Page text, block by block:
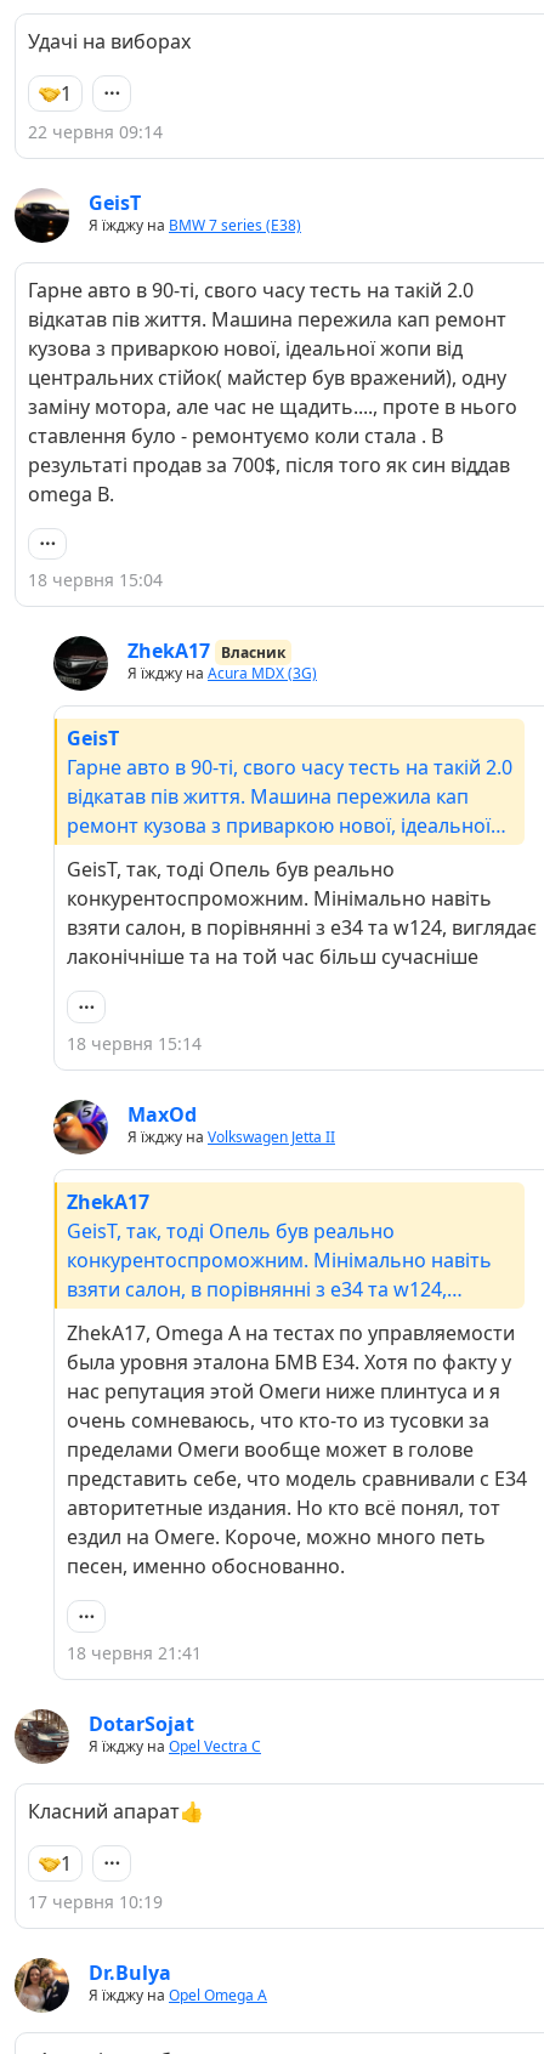
Удачі на виборах
1
22 червня 09:14
GeisT
Я їжджу на BMW 7 series (E38)
Гарне авто в 90-ті, свого часу тесть на такій 2.0
відкатав пів життя. Машина пережила кап ремонт
кузова з приваркою нової, ідеальної жопи від
центральних стійок( майстер був вражений), одну
заміну мотора, але час не щадить...., проте в нього
ставлення було - ремонтуємо коли стала . В
результаті продав за 700$, після того як син віддав
omega B.
18 червня 15:04
ZhekA17 Власник
Я їжджу на Acura MDX (3G)
GeisT
Гарне авто в 90-ті, свого часу тесть на такій 2.0
відкатав пів життя. Машина пережила кап
ремонт кузова з приваркою нової, ідеальної
жопи від центральних стійок( майстер був
вражений), одну заміну мотора, але час не
щадить...., проте в нього ставлення було -
ремонтуємо коли стала . В результаті продав
за 700$, після того як син віддав omega B.
GeisT, так, тоді Опель був реально
конкурентоспроможним. Мінімально навіть
взяти салон, в порівнянні з е34 та w124, виглядає
лаконічніше та на той час більш сучасніше
18 червня 15:14
MaxOd
Я їжджу на Volkswagen Jetta II
ZhekA17
GeisT, так, тоді Опель був реально
конкурентоспроможним. Мінімально навіть
взяти салон, в порівнянні з е34 та w124,
сучасніше
ZhekA17, Omega A на тестах по управляемости
была уровня эталона БМВ Е34. Хотя по факту у
нас репутация этой Омеги ниже плинтуса и я
очень сомневаюсь, что кто-то из тусовки за
пределами Омеги вообще может в голове
представить себе, что модель сравнивали с Е34
авторитетные издания. Но кто всё понял, тот
ездил на Омеге. Короче, можно много петь
песен, именно обоснованно.
18 червня 21:41
DotarSojat
Я їжджу на Opel Vectra C
Класний апарат👍
1
17 червня 10:19
Dr.Bulya
Я їжджу на Opel Omega A